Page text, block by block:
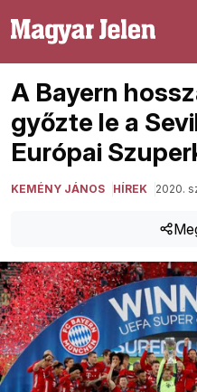
A Bayern
győzte le a
Európai
KEMÉNY JÁNOS HÍREK 2020.